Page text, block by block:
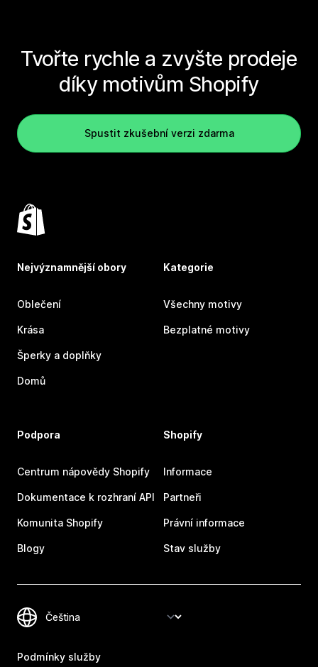
Tvořte rychle a zvyšte prodeje
díky motivům Shopify
Spustit zkušební verzi zdarma
Nejvýznamnější obory
Oblečení
Krása
Šperky a doplňky
Domů
Kategorie
Všechny motivy
Bezplatné motivy
Podpora
Centrum nápovědy Shopify
Dokumentace k rozhraní API
Komunita Shopify
Blogy
Shopify
Informace
Partneři
Právní informace
Stav služby
Podmínky služby